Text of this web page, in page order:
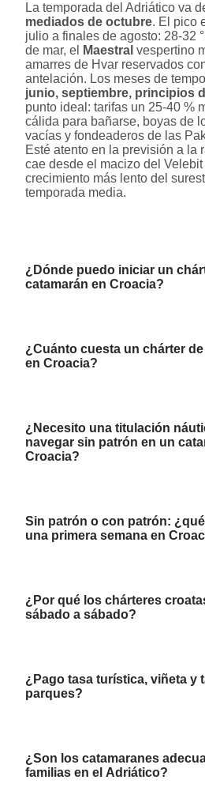
La temporada del Adriático va
mediados de octubre. El pico
julio a finales de agosto: 28-32
de mar, el
Maestral vespertino
amarres de Hvar reservados
antelación. Los meses de
junio, septiembre, principios
punto ideal: tarifas un 25-40 %
cálida para bañarse, boyas de
vacías y fondeaderos de las
Esté atento en la previsión a la
cae desde el macizo del Velebit
crecimiento más lento del
temporada media.
¿Dónde puedo iniciar un
catamarán en Croacia?
¿Cuánto cuesta un chárter
en Croacia?
¿Necesito una titulación
navegar sin patrón en un
Croacia?
Sin patrón o con patrón:
una primera semana en
¿Por qué los chárteres
sábado a sábado?
¿Pago tasa turística, viñeta y
parques?
¿Son los catamaranes
familias en el Adriático?